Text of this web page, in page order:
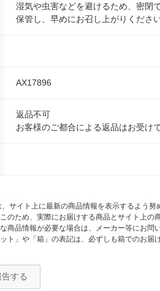
湿気や虫害などを避けるため、密閉
保管し、早めにお召し上がりください
AX17896
返品不可
お客様のご都合による返品はお受け
サイト上に最新の商品情報を表示するよう
のため、実際にお届けする商品とサイト上
商品情報が必要な場合は、メーカー等にお問
ト」や「箱」の表記は、必ずしも箱でのお
する